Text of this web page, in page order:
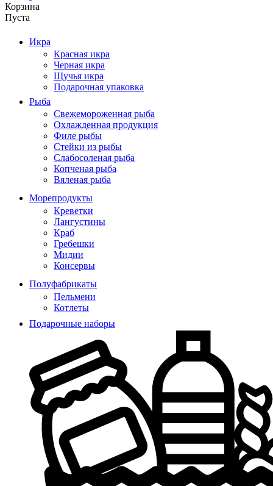
Корзина
Пуста
Икра
Красная икра
Черная икра
Щучья икра
Подарочная упаковка
Рыба
Свежемороженная рыба
Охлажденная продукция
Филе рыбы
Стейки из рыбы
Слабосоленая рыба
Копченая рыба
Вяленая рыба
Морепродукты
Креветки
Лангустины
Краб
Гребешки
Мидии
Консервы
Полуфабрикаты
Пельмени
Котлеты
Подарочные наборы